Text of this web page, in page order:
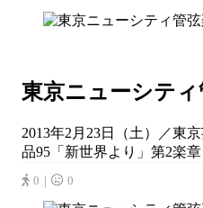
東京ニューシテ
2013年2月23日（土）／東
品95「新世界より」第2楽
0｜ 0